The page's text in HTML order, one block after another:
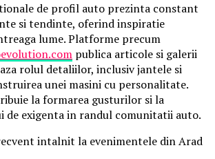
de profil auto prezinta constant
si tendinte, oferind inspiratie
lume. Platforme precum
publica articole si galerii
rolul detaliilor, inclusiv jantele si
unei masini cu personalitate.
la formarea gusturilor si la
de exigenta in randul comunitatii auto.
intalnit la evenimentele din Arad